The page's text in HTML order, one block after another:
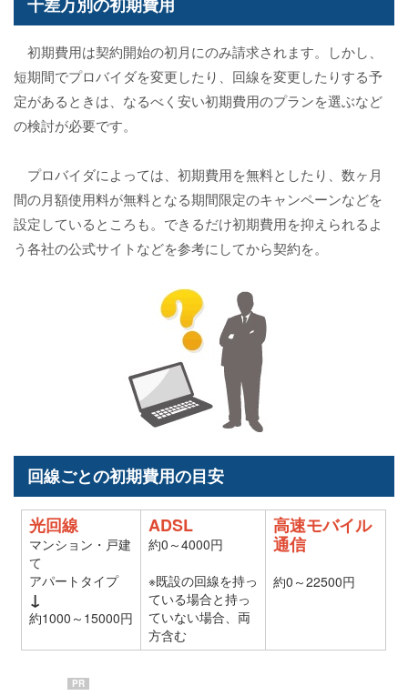
千差万別の初期費用
初期費用は契約開始の初月にのみ請求されます。しかし、
短期間でプロバイダを変更したり、回線を変更したりする予
定があるときは、なるべく安い初期費用のプランを選ぶなど
の検討が必要です。
プロバイダによっては、初期費用を無料としたり、数ヶ月
間の月額使用料が無料となる期間限定のキャンペーンなどを
設定しているところも。できるだけ初期費用を抑えられるよ
う各社の公式サイトなどを参考にしてから契約を。
回線ごとの初期費用の目安
光回線
マンション・戸建
て
アパートタイプ
↓
約1000～15000円
ADSL
約0～4000円
※既設の回線を持っ
ている場合と持っ
ていない場合、両
方含む
高速モバイル
通信
約0～22500円
PR